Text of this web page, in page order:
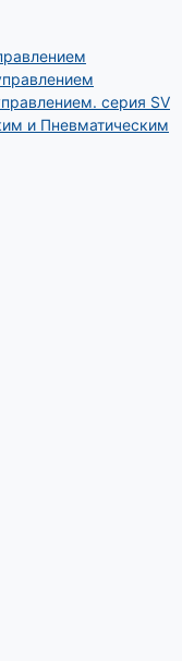
серия SV
и Пневматическим